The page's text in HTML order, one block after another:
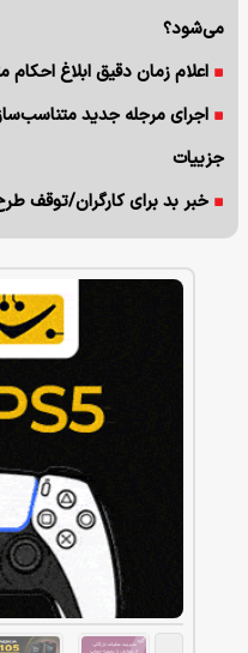
می‌شود؟
اعلام زمان دقیق ابلاغ
اجرای مرجله جدید
جزییات
خبر بد برای کارگران/توقف